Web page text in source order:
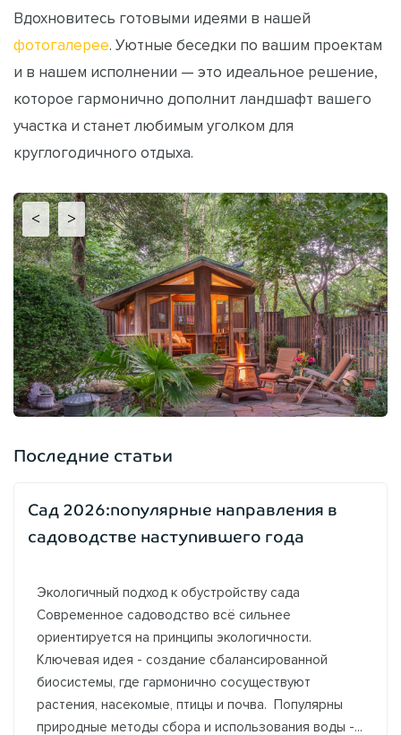
Вдохновитесь готовыми идеями в нашей
фотогалерее. Уютные беседки по вашим проектам
и в нашем исполнении — это идеальное решение,
которое гармонично дополнит ландшафт вашего
участка и станет любимым уголком для
круглогодичного отдыха.
< >
Последние статьи
Сад 2026:популярные направления в
садоводстве наступившего года
Экологичный подход к обустройству сада
Современное садоводство всё сильнее
ориентируется на принципы экологичности.
Ключевая идея - создание сбалансированной
биосистемы, где гармонично сосуществуют
растения, насекомые, птицы и почва. Популярны
природные методы сбора и использования воды -...